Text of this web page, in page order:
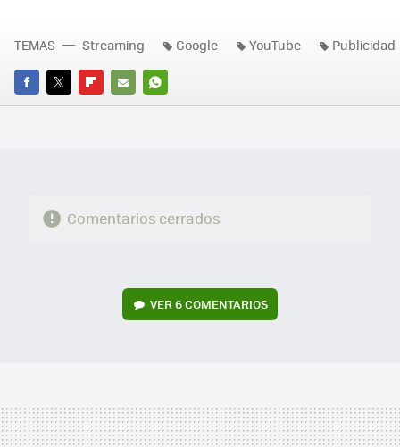
FACEBOOK
TWITTERFLIPBOARD
E-
WHATSAPP
TEMAS Streaming Google YouTube Publicidad
Comentarios cerrados
VER6 COMENTARIOS